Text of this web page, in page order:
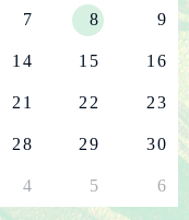
7 8 9
14 15 16
21 22 23
28 29 30
4 5 6